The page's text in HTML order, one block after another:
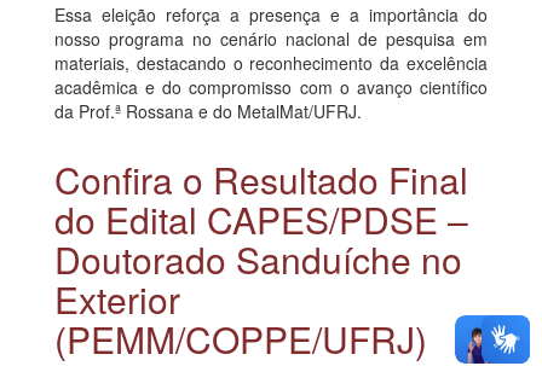
Essa eleição reforça a presença e a importância do
nosso programa no cenário nacional de pesquisa em
materiais, destacando o reconhecimento da excelência
acadêmica e do compromisso com o avanço científico
da Prof.ª Rossana e do MetalMat/UFRJ.
Confira o Resultado Final
do Edital CAPES/PDSE –
Doutorado Sanduíche no
Exterior
(PEMM/COPPE/UFRJ)